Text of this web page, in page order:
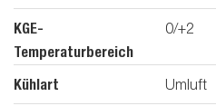
KGE-
Temperaturbereich
0/+2
Kühlart Umluft